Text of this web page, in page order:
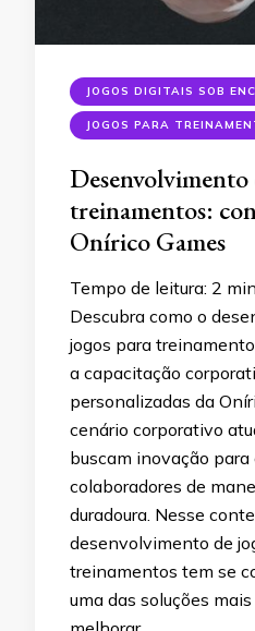
JOGOS DIGITAIS SOB
JOGOS PARA
Desenvolvimento
treinamentos:
Onírico Games
Tempo de leitura: 2
Descubra como o
jogos para
a capacitação
personalizadas da
cenário corporativo
buscam inovação para
colaboradores de
duradoura. Nesse
desenvolvimento de
treinamentos tem se
uma das soluções